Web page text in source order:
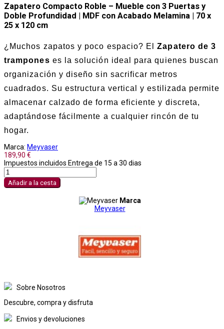
Zapatero Compacto Roble – Mueble con 3 Puertas y
Doble Profundidad | MDF con Acabado Melamina | 70 x
25 x 120 cm
¿Muchos zapatos y poco espacio? ElZapatero de 3
trampones es la solución ideal para quienes buscan
organización y diseño sin sacrificar metros
cuadrados. Su estructura vertical y estilizada permite
almacenar calzado de forma eficiente y discreta,
adaptándose fácilmente a cualquier rincón de tu
hogar.
Marca: Meyvaser
189,90 €
Impuestos incluidos Entrega de 15 a 30 dias
Añadir a la cesta
Marca
Meyvaser
Sobre Nosotros
Descubre, compra y disfruta
Envios y devoluciones